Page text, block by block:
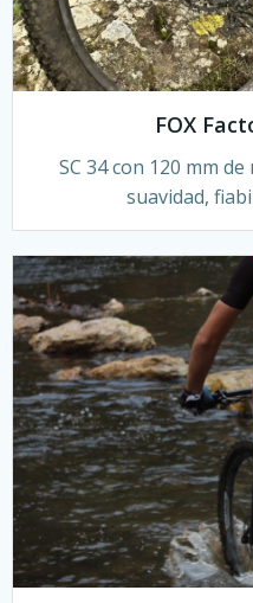
FOX
SC 34 con 120 mm
suavidad,